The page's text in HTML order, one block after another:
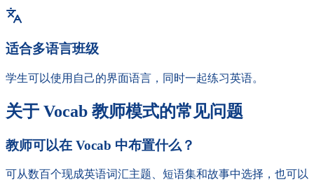
适合多语言班级
学生可以使用自己的界面语言，同时一起练习英语。
关于 Vocab 教师模式的常见问题
教师可以在 Vocab 中布置什么？
可从数百个现成英语词汇主题、短语集和故事中选择，也可以